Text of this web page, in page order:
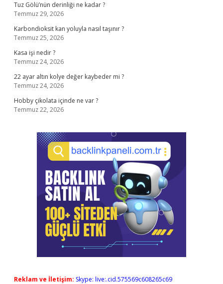
Tuz Gölü’nün derinliği ne kadar ?
Temmuz 29, 2026
Karbondioksit kan yoluyla nasıl taşınır ?
Temmuz 25, 2026
Kasa işi nedir ?
Temmuz 24, 2026
22 ayar altın kolye değer kaybeder mi ?
Temmuz 24, 2026
Hobby çikolata içinde ne var ?
Temmuz 22, 2026
Reklam ve İletişim: Skype: live:.cid.575569c608265c69